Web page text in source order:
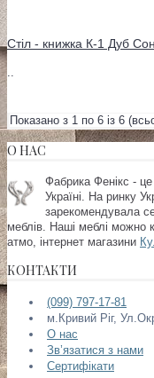
Стіл - книжка К-1 Дуб
..
Показано з 1 по 6 із 6
О НАС
Фабрика Фенікс -
Україні. На ринку
зарекомендувала
меблів. Наші меблі можно
атмо, інтернет магазини
КОНТАКТИ
(099) 797-17-81
м.Кривий Ріг,
О нас
Зв’язатися з нами
Сертифікати